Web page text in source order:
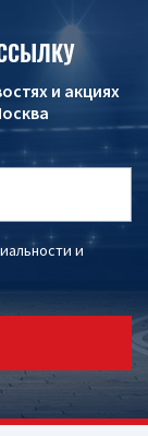
и акциях
и